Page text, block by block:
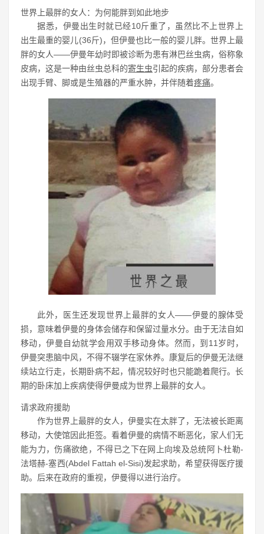
世界上最胖的女人：为何能胖到如此地步
据悉，伊曼出生时就已经10斤重了，虽然比不上世界上
出生最重的婴儿(36斤)，但伊曼也比一般的婴儿胖。世界上最
胖的女人——伊曼年幼时即被诊断为患有淋巴丝虫病，俗称象
皮病，这是一种由丝虫总科的寄生虫引起的疾病，部分患者会
出现手臂、脚或是生殖器的严重水肿，并伴随着疼痛。
此外，医生还发现世界上最胖的女人——伊曼的腺体受
损，意味着伊曼的身体会储存和保留过量水分。由于无法自如
移动，伊曼自幼就学会用双手移动身体。然而，到11岁时，
伊曼突患脑中风，不得不辍学在家休养。康复后的伊曼无法继
续站立行走，长期卧病不起，情况较好时也只能跪着爬行。长
期的卧床加上疾病使得伊曼成为世界上最胖的女人。
请求政府援助
作为世界上最胖的女人，伊曼实在太胖了，无法被长距离
移动，大使馆因此拒签。看着伊曼的病情不断恶化，家人们无
能为力，伤痛欲绝，不得已之下在网上向埃及总统阿卜杜勒-
法塔赫-塞西(Abdel Fattah el-Sisi)发起求助，希望获得医疗援
助。后来在政府的重视，伊曼得以进行治疗。